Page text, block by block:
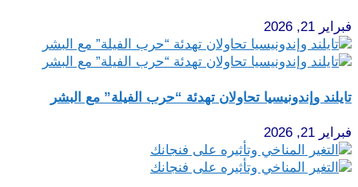
فبراير 21, 2026
تايلند وإندونيسيا تحاولان تهدئة “حرب الفيلة” مع البشر
فبراير 21, 2026